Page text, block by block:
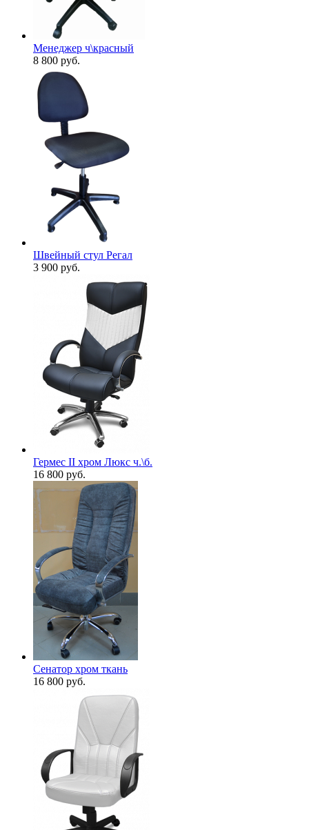
Менеджер ч\красный
8 800 руб.
Швейный стул Регал
3 900 руб.
Гермес II хром Люкс ч.\б.
16 800 руб.
Сенатор хром ткань
16 800 руб.